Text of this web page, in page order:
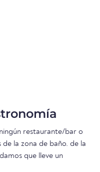
restaurante/bar o
de la zona de baño. de la
que lleve un